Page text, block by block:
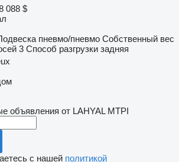
088 $
пневмо/пневмо Собственный вес
3 Способ разгрузки задняя
объявления от LAHYAL MTPI
с нашей политикой